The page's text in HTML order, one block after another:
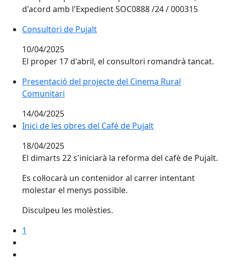
d'acord amb l'Expedient SOC0888 /24 / 000315
Consultori de Pujalt
Consultori de Pujalt
10/04/2025
El proper 17 d'abril, el consultori romandrà tancat.
Presentació del projecte del Cinema Rural Comunitari
Presentació del projecte del Cinema Rural
Comunitari
14/04/2025
Inici de les obres del Café de Pujalt
Inici de les obres del Café de Pujalt
18/04/2025
El dimarts 22 s'iniciarà la reforma del cafè de Pujalt.
Es col·locarà un contenidor al carrer intentant
molestar el menys possible.
Disculpeu les molèsties.
1